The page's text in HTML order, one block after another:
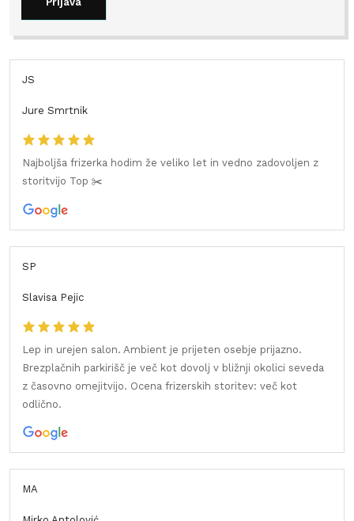
JS
Jure Smrtnik
Najboljša frizerka hodim že veliko let in vedno zadovoljen z
storitvijo Top ✂️
SP
Slavisa Pejic
Lep in urejen salon. Ambient je prijeten osebje prijazno.
Brezplačnih parkirišč je več kot dovolj v bližnji okolici seveda
z časovno omejitvijo. Ocena frizerskih storitev: več kot
odlično.
MA